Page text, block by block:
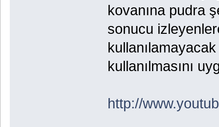
kovanına pudra
sonucu
kullanılmasını
http://